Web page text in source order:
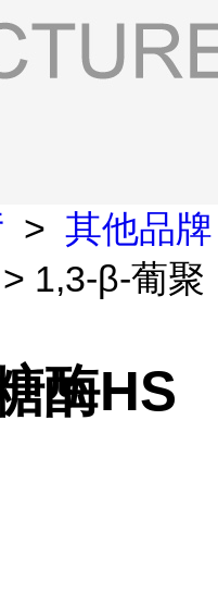
> 其他品牌
> 1,3-β-葡聚
酶HS